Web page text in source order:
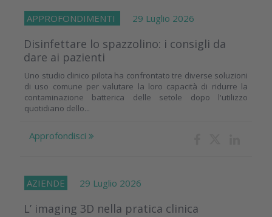
APPROFONDIMENTI 29 Luglio 2026
Disinfettare lo spazzolino: i consigli da
dare ai pazienti
Uno studio clinico pilota ha confrontato tre diverse soluzioni
di uso comune per valutare la loro capacità di ridurre la
contaminazione batterica delle setole dopo l'utilizzo
quotidiano dello...
Approfondisci
AZIENDE 29 Luglio 2026
L’ imaging 3D nella pratica clinica